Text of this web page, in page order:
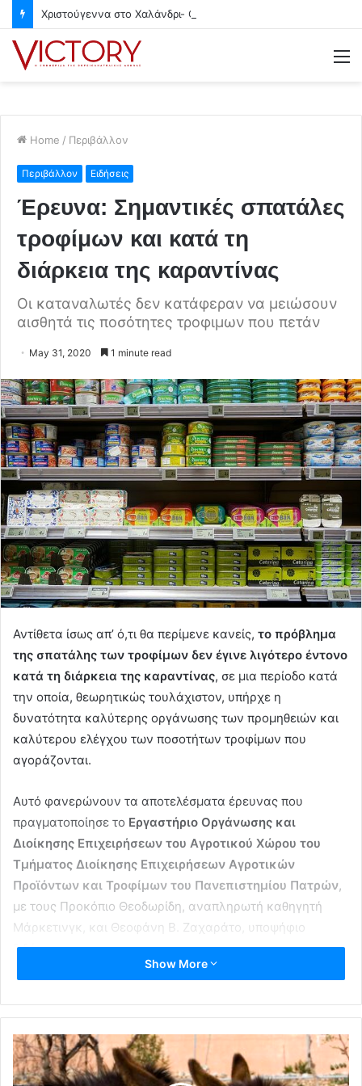
Home / Περιβάλλον
Περιβάλλον Ειδήσεις
Έρευνα: Σημαντικές σπατάλες
τροφίμων και κατά τη
διάρκεια της καραντίνας
Οι καταναλωτές δεν κατάφεραν να μειώσουν
αισθητά τις ποσότητες τροφιμων που πετάν
May 31, 2020 1 minute read
Αντίθετα ίσως απ’ ό,τι θα περίμενε κανείς, το πρόβλημα
της σπατάλης των τροφίμων δεν έγινε λιγότερο έντονο
κατά τη διάρκεια της καραντίνας, σε μια περίοδο κατά
την οποία, θεωρητικώς τουλάχιστον, υπήρχε η
δυνατότητα καλύτερης οργάνωσης των προμηθειών και
καλύτερου ελέγχου των ποσοτήτων τροφίμων που
αγοράζονται.
Αυτό φανερώνουν τα αποτελέσματα έρευνας που
πραγματοποίησε το Εργαστήριο Οργάνωσης και
Διοίκησης Επιχειρήσεων του Αγροτικού Χώρου του
Τμήματος Διοίκησης Επιχειρήσεων Αγροτικών
Προϊόντων και Τροφίμων του Πανεπιστημίου Πατρών,
με τους Προκόπιο Θεοδωρίδη, αναπληρωτή καθηγητή
Μάρκετινγκ, και Θεοφάνη Β. Ζαχαράτο, υποψήφιο
διδάκτορα.
Show More